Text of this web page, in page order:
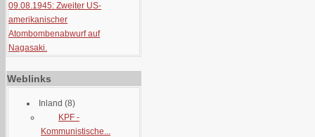
09.08.1945: Zweiter US-
amerikanischer
Atombombenabwurf auf
Nagasaki.
Weblinks
Inland (8)
KPF -
Kommunistische...